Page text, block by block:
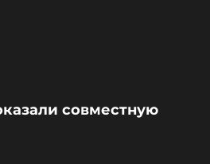
совместную